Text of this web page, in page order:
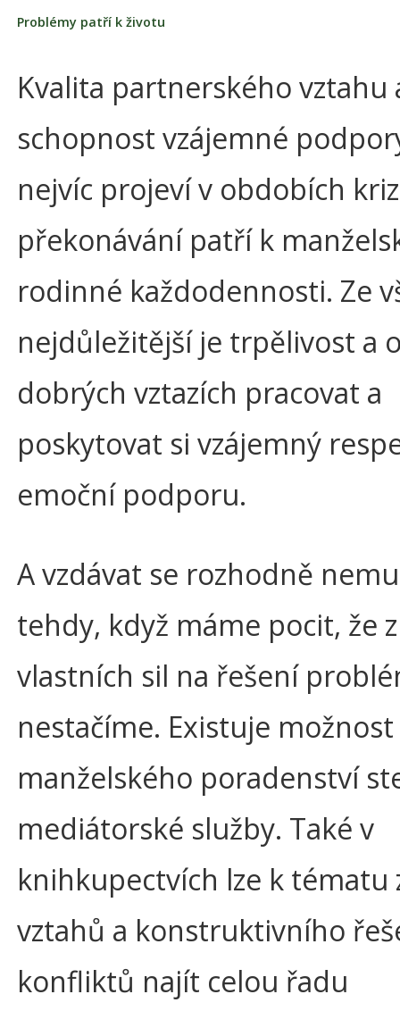
Problémy patří k životu
Kvalita partnerského vztahu
schopnost vzájemné
nejvíc projeví v obdobích
překonávání patří k
rodinné každodennosti. Ze
nejdůležitější je trpělivost a
dobrých vztazích pracovat a
poskytovat si vzájemný
emoční podporu.
A vzdávat se rozhodně
tehdy, když máme pocit, že z
vlastních sil na řešení
nestačíme. Existuje možnost
manželského poradenství
mediátorské služby. Také v
knihkupectvích lze k tématu
vztahů a konstruktivního
konfliktů najít celou řadu